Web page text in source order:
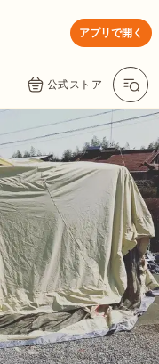
アプリで開く
公式ストア